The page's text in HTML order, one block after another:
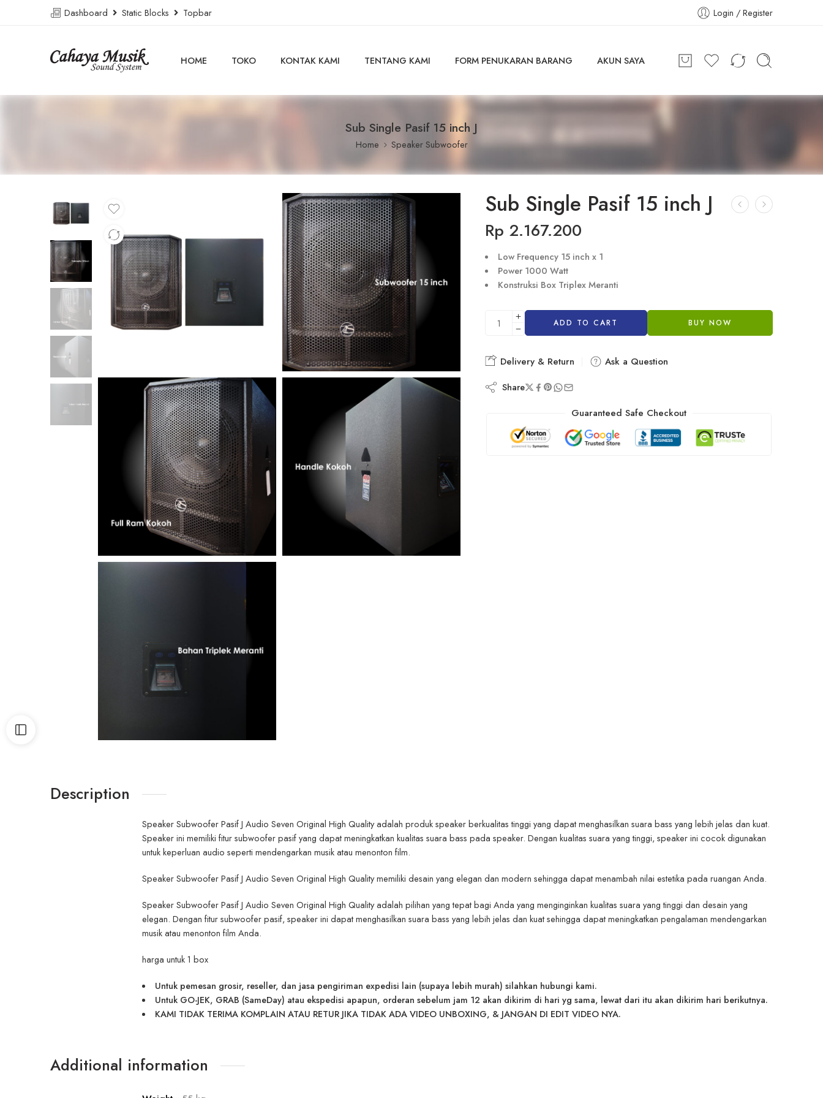
Dashboard Static Blocks Topbar Login / Register
HOME TOKO KONTAK KAMI TENTANG KAMI FORM PENUKARAN BARANG AKUN SAYA
Sub Single Pasif 15 inch J
Home Speaker Subwoofer
Sub Single Pasif 15 inch J
Rp 2.167.200
Low Frequency 15 inch x 1
Power 1000 Watt
Konstruksi Box Triplex Meranti
ADD TO CART BUY NOW
Delivery & Return Ask a Question
Share
Guaranteed Safe Checkout
Description
Speaker Subwoofer Pasif J Audio Seven Original High Quality adalah produk speaker berkualitas tinggi yang dapat menghasilkan suara bass yang lebih jelas dan kuat.
Speaker ini memiliki fitur subwoofer pasif yang dapat meningkatkan kualitas suara bass pada speaker. Dengan kualitas suara yang tinggi, speaker ini cocok digunakan
untuk keperluan audio seperti mendengarkan musik atau menonton film.
Speaker Subwoofer Pasif J Audio Seven Original High Quality memiliki desain yang elegan dan modern sehingga dapat menambah nilai estetika pada ruangan Anda.
Speaker Subwoofer Pasif J Audio Seven Original High Quality adalah pilihan yang tepat bagi Anda yang menginginkan kualitas suara yang tinggi dan desain yang
elegan. Dengan fitur subwoofer pasif, speaker ini dapat menghasilkan suara bass yang lebih jelas dan kuat sehingga dapat meningkatkan pengalaman mendengarkan
musik atau menonton film Anda.
harga untuk 1 box
Untuk pemesan grosir, reseller, dan jasa pengiriman expedisi lain (supaya lebih murah) silahkan hubungi kami.
Untuk GO-JEK, GRAB (SameDay) atau ekspedisi apapun, orderan sebelum jam 12 akan dikirim di hari yg sama, lewat dari itu akan dikirim hari berikutnya.
KAMI TIDAK TERIMA KOMPLAIN ATAU RETUR JIKA TIDAK ADA VIDEO UNBOXING, & JANGAN DI EDIT VIDEO NYA.
Additional information